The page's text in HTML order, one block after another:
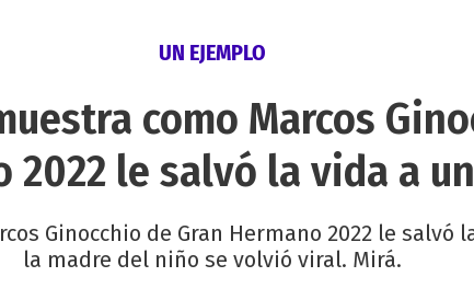
UN EJEMPLO
como Marcos
2022 le salvó la vida a
Ginocchio de Gran Hermano 2022 le salvó
la madre del niño se volvió viral. Mirá.